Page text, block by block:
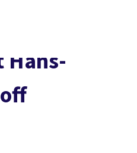
Politik vor Ort